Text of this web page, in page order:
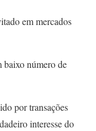
em mercados
baixo número de
por transações
interesse do